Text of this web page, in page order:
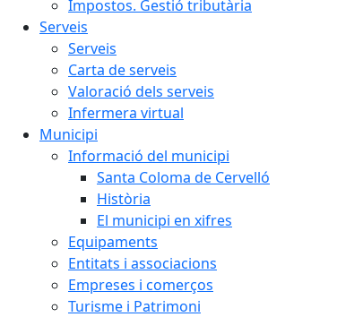
Impostos. Gestió tributària
Serveis
Serveis
Carta de serveis
Valoració dels serveis
Infermera virtual
Municipi
Informació del municipi
Santa Coloma de Cervelló
Història
El municipi en xifres
Equipaments
Entitats i associacions
Empreses i comerços
Turisme i Patrimoni